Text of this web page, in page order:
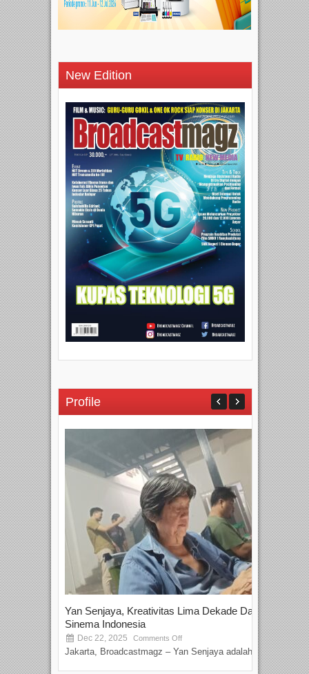
New Edition
Profile
Yan Senjaya, Kreativitas Lima Dekade Dalam
Sinema Indonesia
Dec 22, 2025 Comments Off
Jakarta, Broadcastmagz – Yan Senjaya adalah...